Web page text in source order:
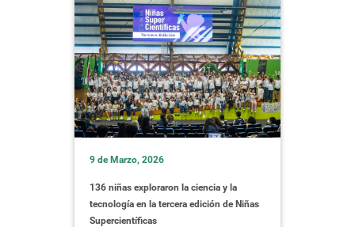
9 de Marzo, 2026
136 niñas exploraron la ciencia y la
tecnología en la tercera edición de Niñas
Supercientíficas